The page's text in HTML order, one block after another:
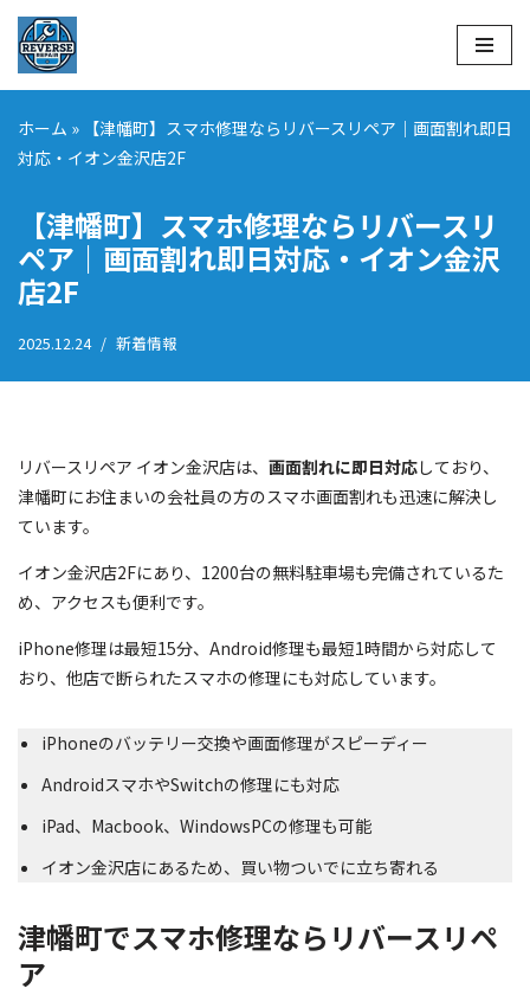
コ
ン
テ
ン
キ
ッ
ホーム » 【津幡町】スマホ修理ならリバースリペア｜画面割れ即日
対応・イオン金沢店2F
【津幡町】スマホ修理ならリバースリ
ペア｜画面割れ即日対応・イオン金沢
店2F
2025.12.24 新着情報
リバースリペア イオン金沢店は、 画面割れに即日対応しており、
津幡町にお住まいの会社員の方のスマホ画面割れも迅速に解決し
ています。
イオン金沢店2Fにあり、1200台の無料駐車場も完備されているた
め、アクセスも便利です。
iPhone修理は最短15分、Android修理も最短1時間から対応して
おり、他店で断られたスマホの修理にも対応しています。
iPhoneのバッテリー交換や画面修理がスピーディー
AndroidスマホやSwitchの修理にも対応
iPad、Macbook、WindowsPCの修理も可能
イオン金沢店にあるため、買い物ついでに立ち寄れる
津幡町でスマホ修理ならリバースリペ
ア